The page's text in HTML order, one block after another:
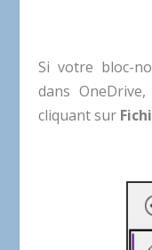
Si votre bloc-
dans
cliquant sur